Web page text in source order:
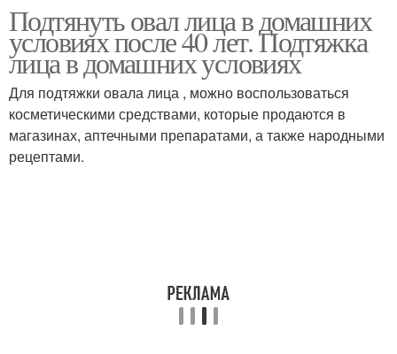
Маска из крахмала
Подтянуть овал лица в домашних
условиях после 40 лет. Подтяжка
лица в домашних условиях
Для подтяжки овала лица , можно воспользоваться
косметическими средствами, которые продаются в
магазинах, аптечными препаратами, а также народными
рецептами.